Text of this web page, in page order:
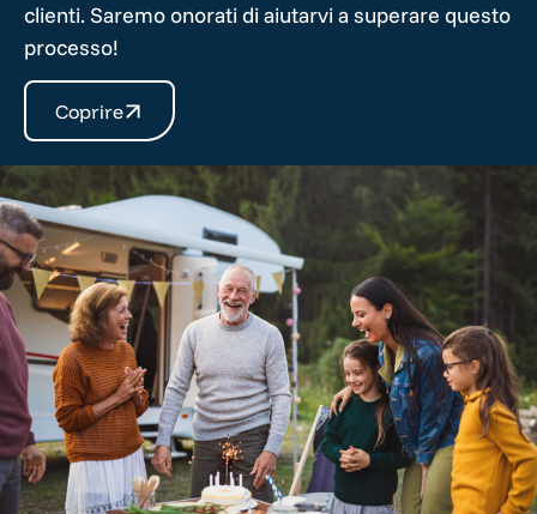
clienti. Saremo onorati di aiutarvi a superare questo
processo!
Coprire